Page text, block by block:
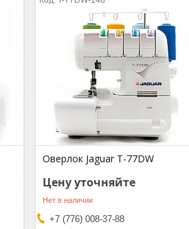
Оверлок Jaguar T-77DW
Цену уточняйте
Нет в наличии
+7 (776) 008-37-88